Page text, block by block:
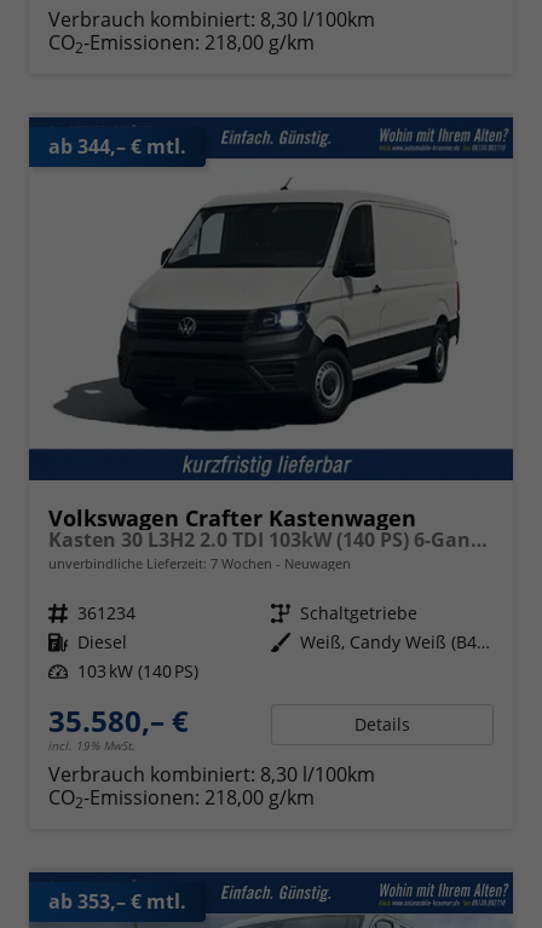
Verbrauch kombiniert: 8,30 l/100km
CO2-Emissionen: 218,00 g/km
ab 344,– € mtl.
Volkswagen Crafter Kastenwagen
Kasten 30 L3H2 2.0 TDI 103kW (140 PS) 6-Gang-Schaltgetriebe
unverbindliche Lieferzeit: 7 Wochen Neuwagen
Fahrzeugnr. 361234 Getriebe Schaltgetriebe
Kraftstoff Diesel Außenfarbe
Weiß, Candy Weiß (B4B4)
Leistung 103 kW (140 PS)
35.580,– €
incl. 19% MwSt.
Details
Verbrauch kombiniert: 8,30 l/100km
CO2-Emissionen: 218,00 g/km
ab 353,– € mtl.